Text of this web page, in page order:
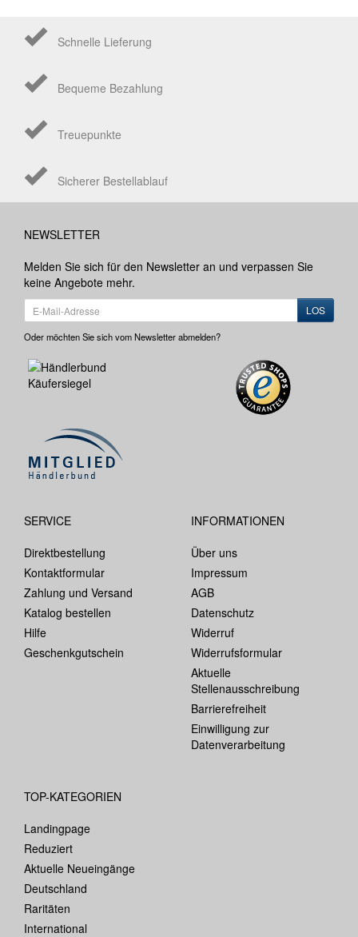
Schnelle Lieferung
Bequeme Bezahlung
Treuepunkte
Sicherer Bestellablauf
NEWSLETTER
Melden Sie sich für den Newsletter an und verpassen Sie
keine Angebote mehr.
LOS
Oder möchten Sie sich vom Newsletter abmelden?
SERVICE
Direktbestellung
Kontaktformular
Zahlung und Versand
Katalog bestellen
Hilfe
Geschenkgutschein
INFORMATIONEN
Über uns
Impressum
AGB
Datenschutz
Widerruf
Widerrufsformular
Aktuelle
Stellenausschreibung
Barrierefreiheit
Einwilligung zur
Datenverarbeitung
TOP-KATEGORIEN
Landingpage
Reduziert
Aktuelle Neueingänge
Deutschland
Raritäten
International